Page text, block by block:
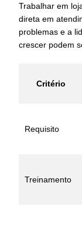
Trabalhar em
direta em
problemas e a
crescer podem
Critério
Requisito
Treinamento